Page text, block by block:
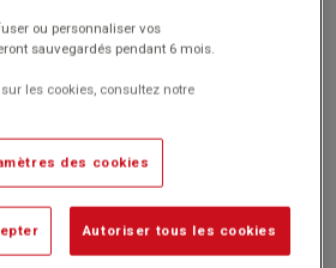
Passer commande
ou personnaliser vos
sauvegardés pendant 6 mois.
les cookies, consultez notre
des cookies
Autoriser tous les cookies